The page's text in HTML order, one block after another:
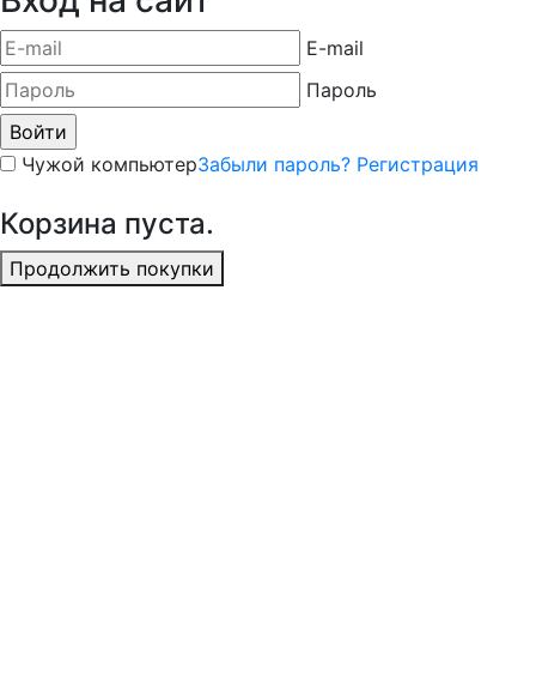
E-mail
Пароль
Чужой компьютерЗабыли пароль? Регистрация
Корзина пуста.
Продолжить покупки